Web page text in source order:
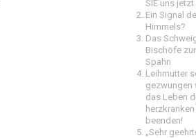
SIE uns jetzt
Ein Signal
Himmels?
Das
Bischöfe
Spahn
Leihmutter
gezwungen
das Leben
beenden!
„Sehr